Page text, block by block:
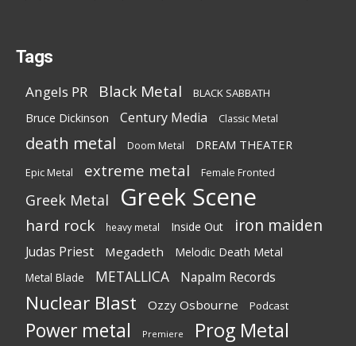
Tags
Angels PR Black Metal BLACK SABBATH
Bruce Dickinson Century Media Classic Metal
death metal Doom Metal DREAM THEATER
Epic Metal extreme metal Female Fronted
Greek Metal Greek Scene
hard rock heavy metal Inside Out iron maiden
Judas Priest Megadeth Melodic Death Metal
Metal Blade METALLICA Napalm Records
Nuclear Blast Ozzy Osbourne Podcast
Power metal Premiere Prog Metal